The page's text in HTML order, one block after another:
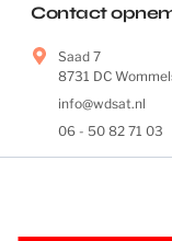
Contact
Saad 7
8731 DC
info@wdsat.nl
06 - 50 82 71 03